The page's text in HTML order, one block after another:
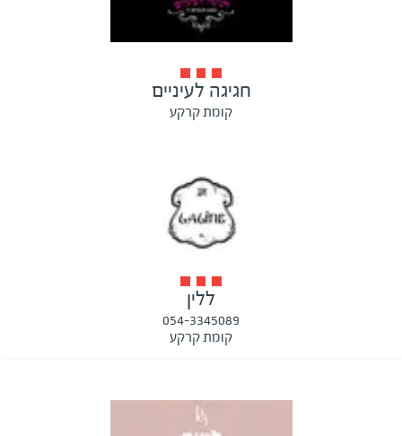
חגיגה לעיניים
קומת קרקע
ללין
054-3345089
קומת קרקע